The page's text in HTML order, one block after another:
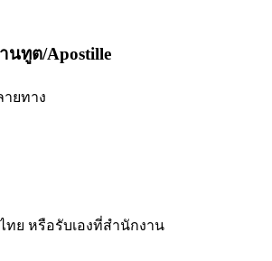
นทูต/Apostille
ายทาง
ทย หรือรับเองที่สำนักงาน